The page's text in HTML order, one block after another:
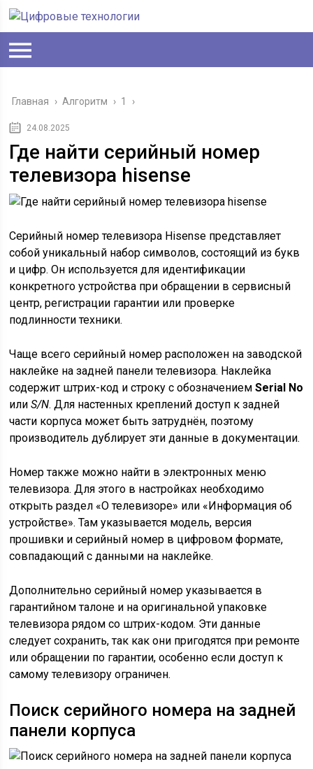
Главная › Алгоритм › 1 ›
24.08.2025
Где найти серийный номер
телевизора hisense
Серийный номер телевизора Hisense представляет
собой уникальный набор символов, состоящий из букв
и цифр. Он используется для идентификации
конкретного устройства при обращении в сервисный
центр, регистрации гарантии или проверке
подлинности техники.
Чаще всего серийный номер расположен на заводской
наклейке на задней панели телевизора. Наклейка
содержит штрих-код и строку с обозначениемSerial No
илиS/N. Для настенных креплений доступ к задней
части корпуса может быть затруднён, поэтому
производитель дублирует эти данные в документации.
Номер также можно найти в электронных меню
телевизора. Для этого в настройках необходимо
открыть раздел «О телевизоре» или «Информация об
устройстве». Там указывается модель, версия
прошивки и серийный номер в цифровом формате,
совпадающий с данными на наклейке.
Дополнительно серийный номер указывается в
гарантийном талоне и на оригинальной упаковке
телевизора рядом со штрих-кодом. Эти данные
следует сохранить, так как они пригодятся при ремонте
или обращении по гарантии, особенно если доступ к
самому телевизору ограничен.
Поиск серийного номера на задней
панели корпуса